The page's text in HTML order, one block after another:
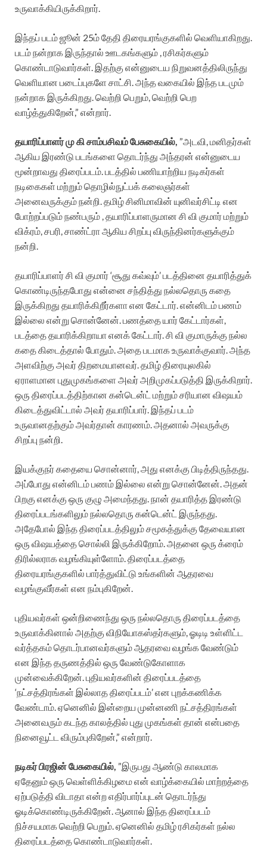
உருவாக்கியிருக்கிறார்.
இந்தப் படம் ஜூன் 25ம் தேதி திரையரங்குகளில் வெளியாகிறது.
படம் நன்றாக இருந்தால் ஊடகங்களும் , ரசிகர்களும்
கொண்டாடுவார்கள். இதற்கு என்னுடைய நிறுவனத்திலிருந்து
வெளியான படைப்புகளே சாட்சி. அந்த வகையில் இந்த படமும்
நன்றாக இருக்கிறது. வெற்றி பெறும், வெற்றி பெற
வாழ்த்துகிறேன்,” என்றார்.
தயாரிப்பாளர் மு கி சாம்பசிவம் பேசுகையில், ”அடவி, மனிதர்கள்
ஆகிய இரண்டு படங்களை தொடர்ந்து அந்தரன் என்னுடைய
மூன்றாவது திரைப்படம். படத்தில் பணியாற்றிய நடிகர்கள்
நடிகைகள் மற்றும் தொழில்நுட்பக் கலைஞர்கள்
அனைவருக்கும் நன்றி.‌ தமிழ் சினிமாவின் யுனிவர்சிட்டி என
போற்றப்படும் நண்பரும் , தயாரிப்பாளருமான சி வி குமார் மற்றும்
விக்ரம், சபரி, சாண்ட்ரா ஆகிய சிறப்பு விருந்தினர்களுக்கும்
நன்றி.
தயாரிப்பாளர் சி வி குமார் ‘சூது கவ்வும்’ படத்தினை தயாரித்துக்
கொண்டிருந்தபோது என்னை சந்தித்து நல்லதொரு கதை
இருக்கிறது தயாரிக்கிறீர்களா என கேட்டார். என்னிடம் பணம்
இல்லை என்று சொன்னேன். பணத்தை யார் கேட்டார்கள்,
படத்தை தயாரிக்கிறாயா எனக் கேட்டார். சி வி குமாருக்கு நல்ல
கதை கிடைத்தால் போதும். அதை படமாக உருவாக்குவார். அந்த
அளவிற்கு அவர் திறமையானவர். தமிழ் திரையுலகில்
ஏராளமான புதுமுகங்களை அவர் அறிமுகப்படுத்தி இருக்கிறார்.
ஒரு திரைப்படத்திற்கான கன்டென்ட் மற்றும் சரியான விஷயம்
கிடைத்துவிட்டால் அவர் தயாரிப்பார். இந்தப் படம்
உருவானதற்கும் அவர்தான் காரணம். அதனால் அவருக்கு
சிறப்பு நன்றி.
இயக்குநர் கதையை சொன்னார், அது எனக்கு பிடித்திருந்தது.
அப்போது என்னிடம் பணம் இல்லை என்று சொன்னேன். அதன்
பிறகு எனக்கு ஒரு குழு அமைந்தது. நான் தயாரித்த இரண்டு
திரைப்படங்களிலும் நல்லதொரு கன்டென்ட் இருந்தது.
அதேபோல் இந்த திரைப்படத்திலும் சமூகத்துக்கு தேவையான
ஒரு விஷயத்தை சொல்லி இருக்கிறோம். அதனை ஒரு க்ரைம்
திரில்லராக வழங்கியுள்ளோம். திரைப்படத்தை
திரையரங்குகளில் பார்த்துவிட்டு உங்களின் ஆதரவை
வழங்குவீர்கள் என நம்புகிறேன்.
புதியவர்கள் ஒன்றிணைந்து ஒரு நல்லதொரு திரைப்படத்தை
உருவாக்கினால் அதற்கு விநியோகஸ்தர்களும், ஓடிடி உள்ளிட்ட
வர்த்தகம் தொடர்பானவர்களும் ஆதரவை வழங்க வேண்டும்
என இந்த தருணத்தில் ஒரு வேண்டுகோளாக
முன்வைக்கிறேன். புதியவர்களின் திரைப்படத்தை
‘நட்சத்திரங்கள் இல்லாத திரைப்படம்’ என புறக்கணிக்க
வேண்டாம். ஏனெனில் இன்றைய முன்னணி நட்சத்திரங்கள்
அனைவரும் கடந்த காலத்தில் புது முகங்கள் தான் என்பதை
நினைவூட்ட விரும்புகிறேன்,” என்றார்.
நடிகர் பிரஜின் பேசுகையில், ”இருபது ஆண்டு காலமாக
ஏதேனும் ஒரு வெள்ளிக்கிழமை என் வாழ்க்கையில் மாற்றத்தை
ஏற்படுத்தி விடாதா என்ற எதிர்பார்ப்புடன் தொடர்ந்து
ஓடிக்கொண்டிருக்கிறேன். ஆனால் இந்த திரைப்படம்
நிச்சயமாக வெற்றி பெறும். ஏனெனில் தமிழ் ரசிகர்கள் நல்ல
திரைப்படத்தை கொண்டாடுவார்கள்.